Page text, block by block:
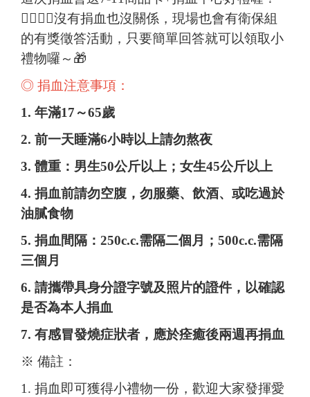
🙋‍♀️🙋‍♂️沒有捐血也沒關係，現場也會有衛保組
的有獎徵答活動，只要簡單回答就可以領取小
禮物囉～🎁
◎ 捐血注意事項：
1. 年滿17～65歲
2. 前一天睡滿6小時以上請勿熬夜
3. 體重：男生50公斤以上；女生45公斤以上
4. 捐血前請勿空腹，勿服藥、飲酒、或吃過於
油膩食物
5. 捐血間隔：250c.c.需隔二個月；500c.c.需隔
三個月
6. 請攜帶具身分證字號及照片的證件，以確認
是否為本人捐血
7. 有感冒發燒症狀者，應於痊癒後兩週再捐血
※ 備註：
1. 捐血即可獲得小禮物一份，歡迎大家發揮愛